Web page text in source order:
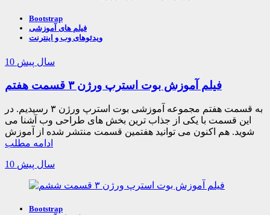
Bootstrap
فیلم های آموزشی
ویدئوهای وب و اینترنت
10 سال پیش
فیلم آموزش بوت استرپ ورژن ۳ قسمت هفتم
به قسمت هفتم مجموعه آموزشی بوت استرپ ورژن ۳ رسیدیم. در
این قسمت با یکی از جذاب ترین بخش های طراحی وب آشنا می
شوید. هم اکنون می توانید هفتمین قسمت منتشر شده از آموزش
ادامه مطلب
10 سال پیش
Bootstrap